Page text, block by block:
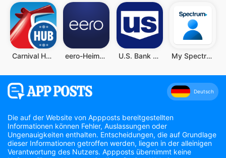
Carnival HUB eero-Heim-WLAN-System U.S. Bank Mobile Banking My Spectrum
Deutsch
Die auf der Website von Appposts bereitgestellten
Informationen können Fehler, Auslassungen oder
Ungenauigkeiten enthalten. Entscheidungen, die auf Grundlage
dieser Informationen getroffen werden, liegen in der alleinigen
Verantwortung des Nutzers. Appposts übernimmt keine